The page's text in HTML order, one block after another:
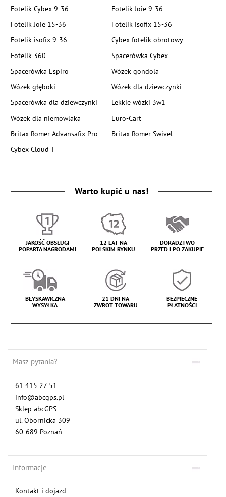
Fotelik Cybex 9-36
Fotelik Joie 9-36
Fotelik Joie 15-36
Fotelik isofix 15-36
Fotelik isofix 9-36
Cybex fotelik obrotowy
Fotelik 360
Spacerówka Cybex
Spacerówka Espiro
Wózek gondola
Wózek głęboki
Wózek dla dziewczynki
Spacerówka dla dziewczynki
Lekkie wózki 3w1
Wózek dla niemowlaka
Euro-Cart
Britax Romer Advansafix Pro
Britax Romer Swivel
Cybex Cloud T
Warto kupić u nas!
JAKOŚĆ OBSŁUGI
POPARTA NAGRODAMI
12 LAT NA
POLSKIM RYNKU
DORADZTWO
PRZED I PO ZAKUPIE
BŁYSKAWICZNA
WYSYŁKA
21 DNI NA
ZWROT TOWARU
BEZPIECZNE
PŁATNOŚCI
Masz pytania?
61 415 27 51
info@abcgps.pl
Sklep abcGPS
ul. Obornicka 309
60-689 Poznań
Informacje
Kontakt i dojazd